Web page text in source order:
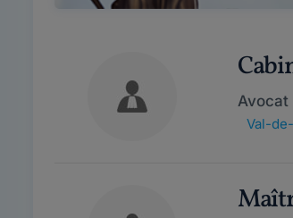
Avocat
Val-